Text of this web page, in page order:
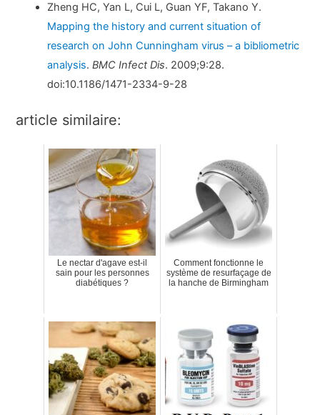
Zheng HC, Yan L, Cui L, Guan YF, Takano Y.
Mapping the history and current situation of
research on John Cunningham virus – a bibliometric
analysis.BMC Infect Dis. 2009;9:28.
doi:10.1186/1471-2334-9-28
article similaire:
Le nectar d'agave est-il
sain pour les personnes
diabétiques ?
Comment fonctionne le
système de resurfaçage de
la hanche de Birmingham